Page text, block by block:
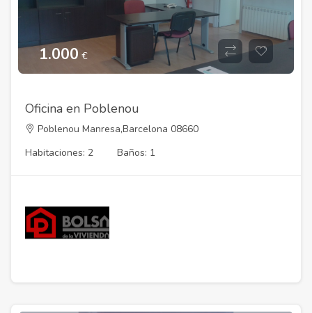
1.000 €
Oficina en Poblenou
Poblenou Manresa,Barcelona 08660
Habitaciones: 2
Baños: 1